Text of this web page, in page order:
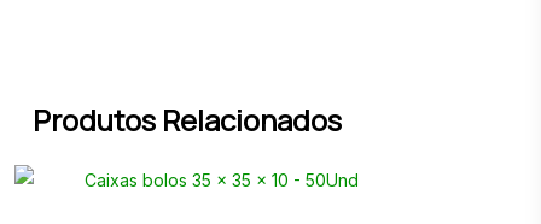
Produtos Relacionados